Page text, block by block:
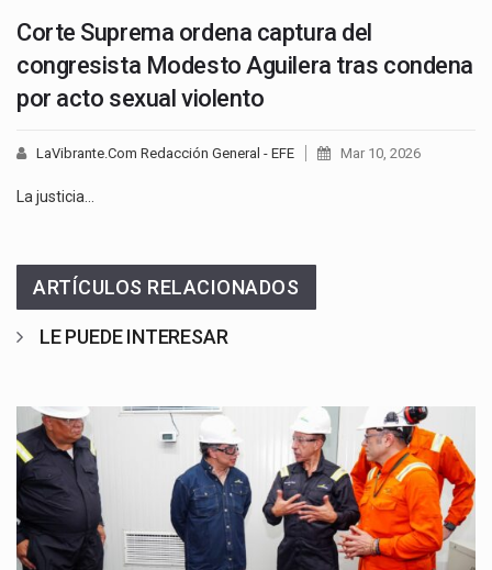
Corte Suprema ordena captura del
congresista Modesto Aguilera tras condena
por acto sexual violento
LaVibrante.Com Redacción General - EFE Mar 10, 2026
La justicia…
ARTÍCULOS RELACIONADOS
LE PUEDE INTERESAR